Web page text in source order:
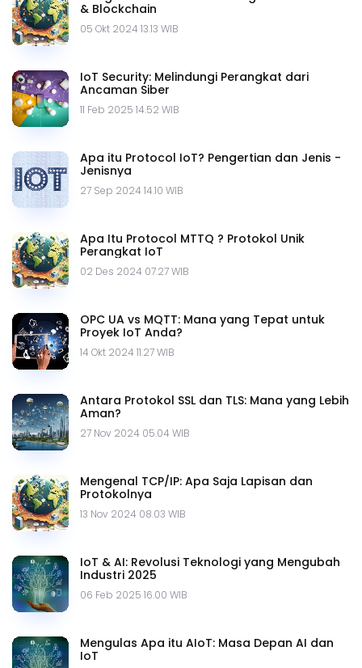
& Blockchain
05 Okt 2024 13.13 WIB
IoT Security: Melindungi Perangkat dari
Ancaman Siber
11 Feb 2025 14.52 WIB
Apa itu Protocol IoT? Pengertian dan Jenis -
Jenisnya
27 Sep 2024 14.10 WIB
Apa Itu Protocol MTTQ ? Protokol Unik
Perangkat IoT
02 Des 2024 07.27 WIB
OPC UA vs MQTT: Mana yang Tepat untuk
Proyek IoT Anda?
14 Okt 2024 11.27 WIB
Antara Protokol SSL dan TLS: Mana yang Lebih
Aman?
27 Nov 2024 05.04 WIB
Mengenal TCP/IP: Apa Saja Lapisan dan
Protokolnya
13 Nov 2024 08.03 WIB
IoT & AI: Revolusi Teknologi yang Mengubah
Industri 2025
06 Feb 2025 16.00 WIB
Mengulas Apa itu AIoT: Masa Depan AI dan
IoT